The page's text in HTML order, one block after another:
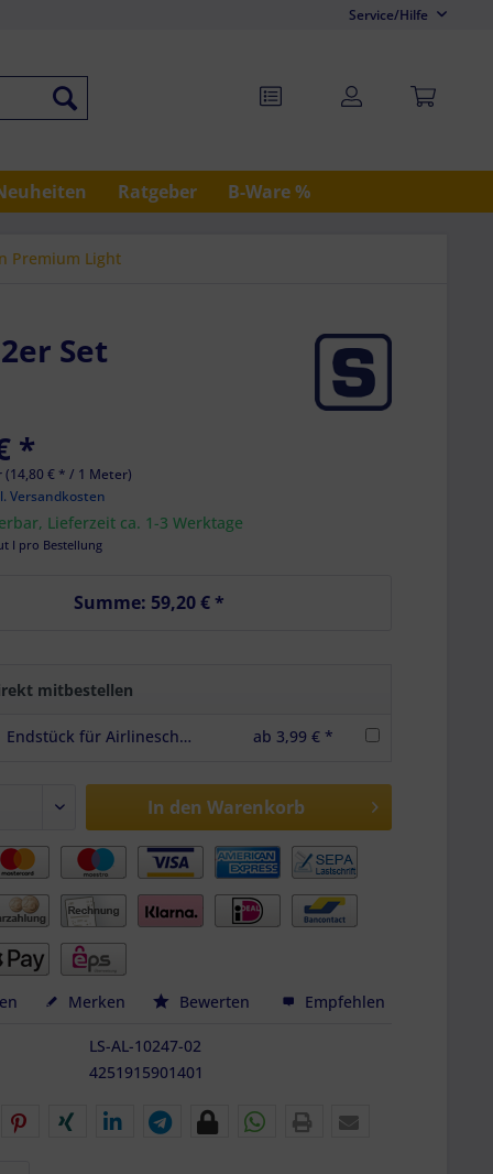
Service/Hilfe
Ratgeber B-Ware %
Premium Light
Set
*
(14,80 € * / 1 Meter)
Versandkosten
Lieferzeit ca. 1-3 Werktage
I pro Bestellung
Summe: 59,20 €*
mitbestellen
Endstück für Airlineschienen Halbrundprofil Premium light, Farbe schwarz ab 3,99 € *
In den Warenkorb
Merken Bewerten Empfehlen
LS-AL-10247-02
4251915901401